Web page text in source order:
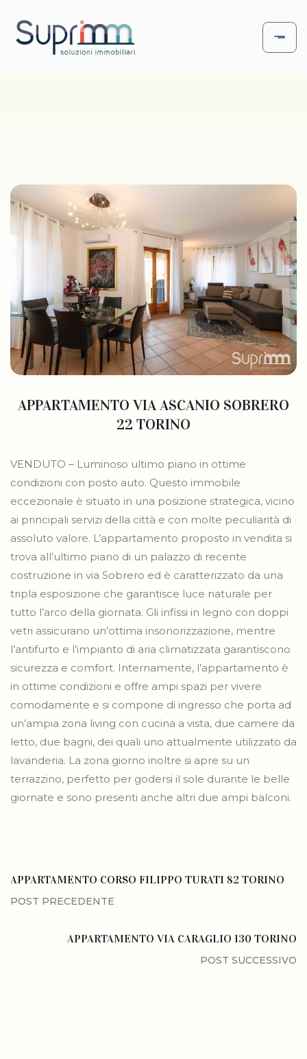
APPARTAMENTO VIA ASCANIO SOBRERO
22 TORINO
VENDUTO – Luminoso ultimo piano in ottime
condizioni con posto auto. Questo immobile
eccezionale è situato in una posizione strategica, vicino
ai principali servizi della città e con molte peculiarità di
assoluto valore. L’appartamento proposto in vendita si
trova all’ultimo piano di un palazzo di recente
costruzione in via Sobrero ed è caratterizzato da una
tripla esposizione che garantisce luce naturale per
tutto l’arco della giornata. Gli infissi in legno con doppi
vetri assicurano un’ottima insonorizzazione, mentre
l’antifurto e l’impianto di aria climatizzata garantiscono
sicurezza e comfort. Internamente, l’appartamento è
in ottime condizioni e offre ampi spazi per vivere
comodamente e si compone di ingresso che porta ad
un’ampia zona living con cucina a vista, due camere da
letto, due bagni, dei quali uno attualmente utilizzato da
lavanderia. La zona giorno inoltre si apre su un
terrazzino, perfetto per godersi il sole durante le belle
giornate e sono presenti anche altri due ampi balconi.
APPARTAMENTO CORSO FILIPPO TURATI 82 TORINO
APPARTAMENTO VIA CARAGLIO 130 TORINO